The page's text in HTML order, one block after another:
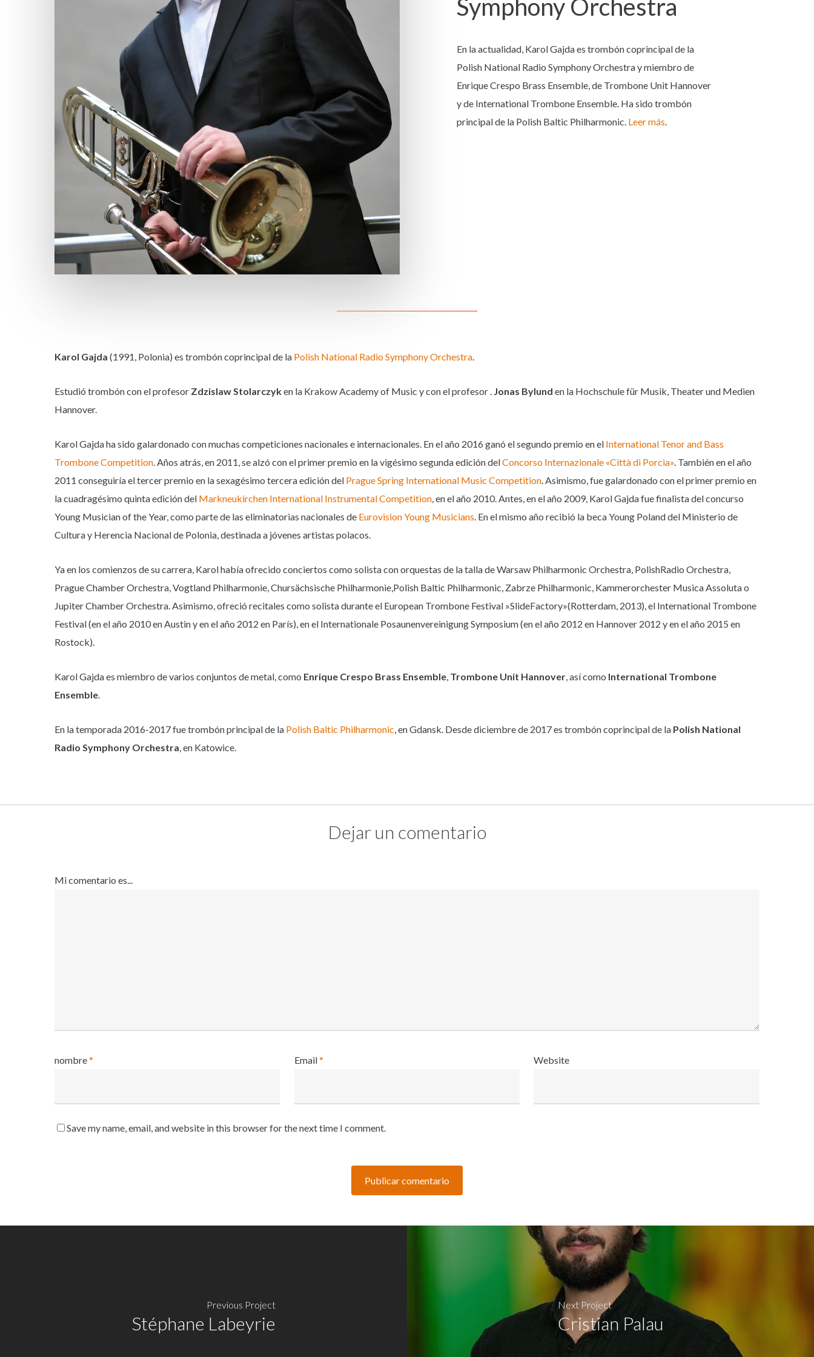
Symphony Orchestra
En la actualidad, Karol Gajda es trombón coprincipal de la
Polish National Radio Symphony Orchestra y miembro de
Enrique Crespo Brass Ensemble, de Trombone Unit Hannover
y de International Trombone Ensemble. Ha sido trombón
principal de la Polish Baltic Philharmonic. Leer más.
Karol Gajda (1991, Polonia) es trombón coprincipal de la Polish National Radio Symphony Orchestra.
Estudió trombón con el profesor Zdzislaw Stolarczyken la Krakow Academy of Music y con el profesor . Jonas Bylund en la Hochschule für Musik, Theater und Medien
Hannover.
Karol Gajda ha sido galardonado con muchas competiciones nacionales e internacionales. En el año 2016 ganó el segundo premio en el International Tenor and Bass
Trombone Competition. Años atrás, en 2011, se alzó con el primer premio en la vigésimo segunda edición delConcorso Internazionale «Città di Porcia». También en el año
2011 conseguiría el tercer premio en la sexagésimo tercera edición del Prague Spring International Music Competition. Asimismo, fue galardonado con el primer premio en
la cuadragésimo quinta edición del Markneukirchen International Instrumental Competition, en el año 2010. Antes, en el año 2009, Karol Gajda fue finalista del concurso
Young Musician of the Year, como parte de las eliminatorias nacionales de Eurovision Young Musicians. En el mismo año recibió la beca Young Poland del Ministerio de
Cultura y Herencia Nacional de Polonia, destinada a jóvenes artistas polacos.
Ya en los comienzos de su carrera, Karol había ofrecido conciertos como solista con orquestas de la talla de Warsaw Philharmonic Orchestra, PolishRadio Orchestra,
Prague Chamber Orchestra, Vogtland Philharmonie, Chursächsische Philharmonie,Polish Baltic Philharmonic, Zabrze Philharmonic, Kammerorchester Musica Assoluta o
Jupiter Chamber Orchestra. Asimismo, ofreció recitales como solista durante el European Trombone Festival »SlideFactory»(Rotterdam, 2013), el International Trombone
Festival (en el año 2010 en Austin y en el año 2012 en París), en el Internationale Posaunenvereinigung Symposium (en el año 2012 en Hannover 2012 y en el año 2015 en
Rostock).
Karol Gajda es miembro de varios conjuntos de metal, como Enrique Crespo Brass Ensemble, Trombone Unit Hannover, así como International Trombone
Ensemble.
En la temporada 2016-2017 fue trombón principal de la Polish Baltic Philharmonic, en Gdansk. Desde diciembre de 2017 es trombón coprincipal de la Polish National
Radio Symphony Orchestra, en Katowice.
Dejar un comentario
Mi comentario es...
nombre* Email* Website
Save my name, email, and website in this browser for the next time I comment.
Previous Project
Stéphane Labeyrie
Next Project
Cristian Palau